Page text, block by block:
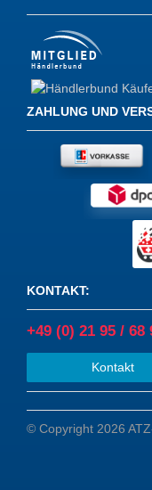
ZAHLUNG UND
KONTAKT:
+49 (0) 21 95 / 68
Kontakt
© Copyright 2026